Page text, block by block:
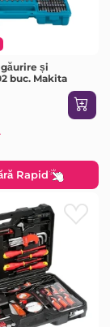
și
buc. Makita
Rapid